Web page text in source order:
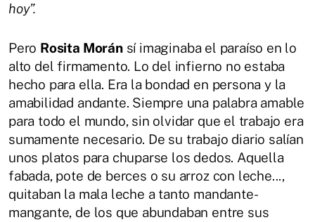
hoy”.
Pero Rosita Moránsí imaginaba el paraíso en lo
alto del firmamento. Lo del infierno no estaba
hecho para ella. Era la bondad en persona y la
amabilidad andante. Siempre una palabra amable
para todo el mundo, sin olvidar que el trabajo era
sumamente necesario. De su trabajo diario salían
unos platos para chuparse los dedos. Aquella
fabada, pote de berces o su arroz con leche...,
quitaban la mala leche a tanto mandante-
mangante, de los que abundaban entre sus